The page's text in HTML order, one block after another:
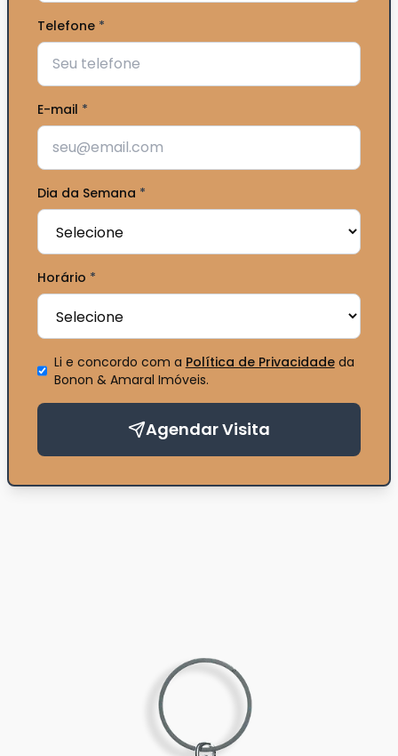
Telefone *
E-mail *
Dia da Semana *
Horário *
Li e concordo com a Política de Privacidadeda
Bonon & Amaral Imóveis.
Agendar Visita